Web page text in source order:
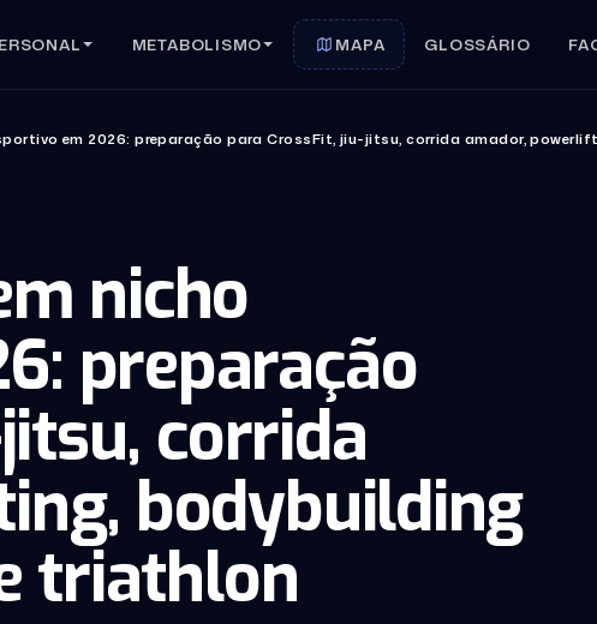
METABOLISMO MAPA GLOSSÁRIO
em 2026: preparação para CrossFit, jiu-jitsu, corrida amador,
nicho
preparação
corrida
bodybuilding
triathlon